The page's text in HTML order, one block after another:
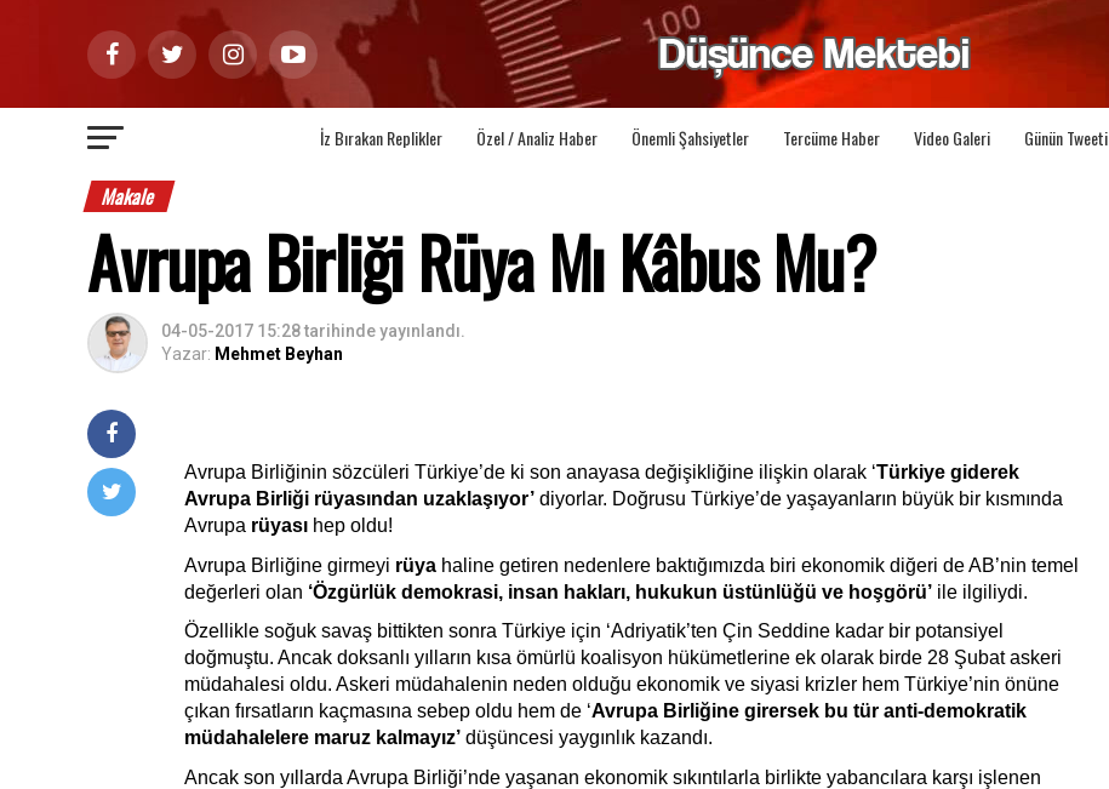
İz Bırakan Replikler Özel / Analiz Haber Önemli Şahsiyetler Tercüme Haber Video Galeri Günün Tweeti
Makale
Avrupa Birliği Rüya Mı Kâbus Mu?
04-05-2017 15:28tarihinde yayınlandı.
Yazar: Mehmet Beyhan
Avrupa Birliğinin sözcüleri Türkiye’de ki son anayasa değişikliğine ilişkin olarak ‘Türkiye giderek
Avrupa Birliği rüyasından uzaklaşıyor’ diyorlar. Doğrusu Türkiye’de yaşayanların büyük bir kısmında
Avrupa rüyası hep oldu!
Avrupa Birliğine girmeyi rüya haline getiren nedenlere baktığımızda biri ekonomik diğeri de AB’nin temel
değerleri olan ‘Özgürlük demokrasi, insan hakları, hukukun üstünlüğü ve hoşgörü’ ile ilgiliydi.
Özellikle soğuk savaş bittikten sonra Türkiye için ‘Adriyatik’ten Çin Seddine kadar bir potansiyel
doğmuştu. Ancak doksanlı yılların kısa ömürlü koalisyon hükümetlerine ek olarak birde 28 Şubat askeri
müdahalesi oldu. Askeri müdahalenin neden olduğu ekonomik ve siyasi krizler hem Türkiye’nin önüne
çıkan fırsatların kaçmasına sebep oldu hem de ‘Avrupa Birliğine girersek bu tür anti-demokratik
müdahalelere maruz kalmayız’ düşüncesi yaygınlık kazandı.
Ancak son yıllarda Avrupa Birliği’nde yaşanan ekonomik sıkıntılarla birlikte yabancılara karşı işlenen